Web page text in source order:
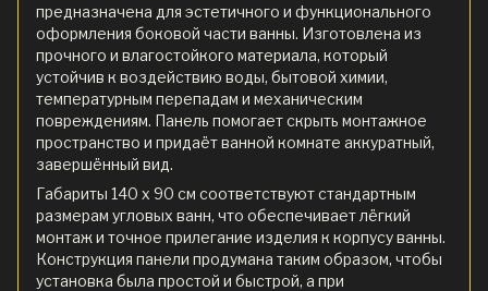
предназначена для эстетичного и функционального
оформления боковой части ванны. Изготовлена из
прочного и влагостойкого материала, который
устойчив к воздействию воды, бытовой химии,
температурным перепадам и механическим
повреждениям. Панель помогает скрыть монтажное
пространство и придаёт ванной комнате аккуратный,
завершённый вид.
Габариты 140 х 90 см соответствуют стандартным
размерам угловых ванн, что обеспечивает лёгкий
монтаж и точное прилегание изделия к корпусу ванны.
Конструкция панели продумана таким образом, чтобы
установка была простой и быстрой, а при